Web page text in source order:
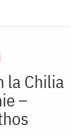
la Chilia
–